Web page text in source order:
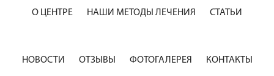
О ЦЕНТРЕ НАШИ МЕТОДЫ ЛЕЧЕНИЯ CТАТЬИ
НОВОСТИ ОТЗЫВЫ ФОТОГАЛЕРЕЯ КОНТАКТЫ